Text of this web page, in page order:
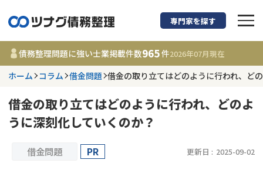
債務整理に強い弁
都道府県を選択
事務所 965
更新日 :
専門家を探す
債務整理問題に強い士業掲載件数965件2026年07月現在
ホーム コラム 借金問題 借金の取り立てはどのように行われ、ど
借金の取り立てはどのように行われ、どのよ
うに深刻化していくのか？
借金問題 PR 更新日 : 2025-09-02